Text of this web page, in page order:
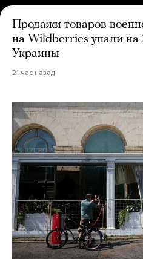
Продажи товаров
на Wildberries упали на
Украины
21 час назад